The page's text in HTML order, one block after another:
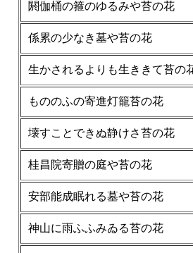
閼伽桶の箍のゆるみや苔の花
係累の少なき墓や苔の花
生かされるよりも生ききて苔の
もののふの寄進灯籠苔の花
壊すことできぬ静けさ苔の花
桂昌院寄贈の庭や苔の花
安部能成眠れる墓や苔の花
神山に雨ふふみゐる苔の花